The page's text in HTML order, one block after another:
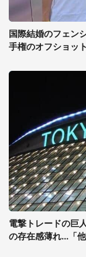
国際結婚のフェン
手権のオフショッ
電撃トレードの巨
の存在感薄れ...「